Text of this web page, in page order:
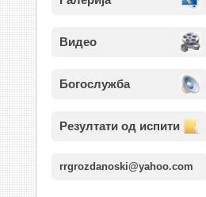
Видео
Богослужба
Резултати од испити
rrgrozdanoski@yahoo.com